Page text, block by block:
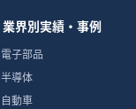
業界別実績・事例
電子部品
半導体
自動車